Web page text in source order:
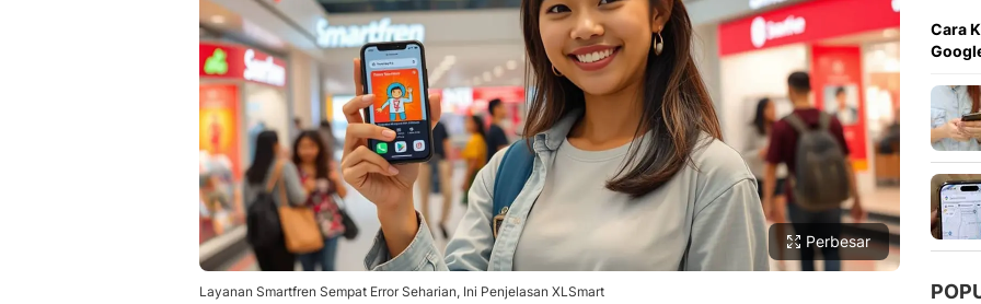
Perbesar
Layanan Smartfren Sempat Error Seharian, Ini Penjelasan XLSmart
Cara